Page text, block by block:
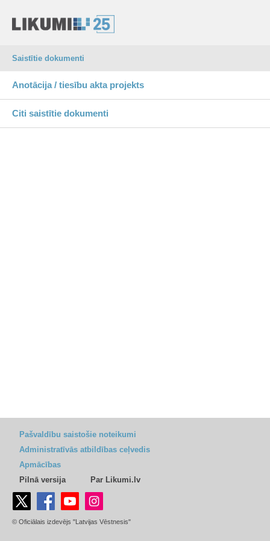
Saistītie dokumenti
Anotācija / tiesību akta projekts
Citi saistītie dokumenti
Pašvaldību saistošie noteikumi
Administratīvās atbildības ceļvedis
Apmācības
Pilnā versija
Par Likumi.lv
© Oficiālais izdevējs "Latvijas Vēstnesis"